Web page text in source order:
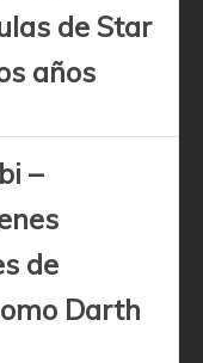
de Star
años
–
de
Darth